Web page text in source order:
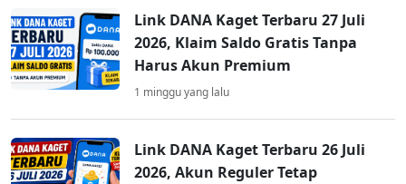
Link DANA Kaget Terbaru 27 Juli
2026, Klaim Saldo Gratis Tanpa
Harus Akun Premium
1 minggu yang lalu
Link DANA Kaget Terbaru 26 Juli
2026, Akun Reguler Tetap